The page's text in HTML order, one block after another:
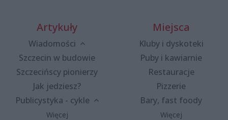
Artykuły
Wiadomości
Szczecin w budowie
Szczecińscy pionierzy
Jak jedziesz?
Publicystyka - cykle
Więcej
Miejsca
Kluby i dyskoteki
Puby i kawiarnie
Restauracje
Pizzerie
Bary, fast foody
Więcej